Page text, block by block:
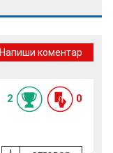
Напиши коментар
2 0